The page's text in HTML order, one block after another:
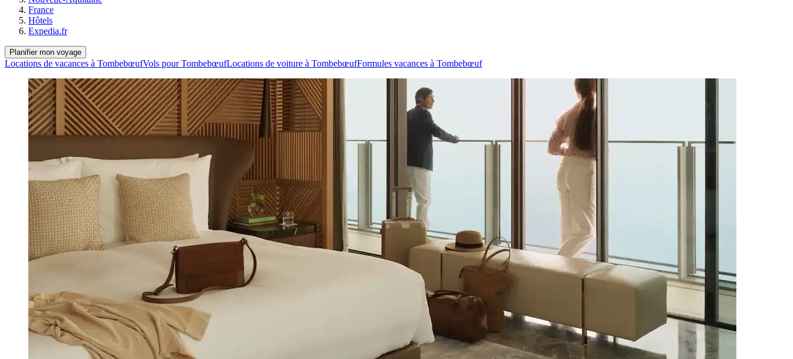
France
Hôtels
Expedia.fr
Planifier mon voyage
Locations de vacances à TombebœufVols pour TombebœufLocations de voiture à TombebœufFormules vacances à Tombebœuf